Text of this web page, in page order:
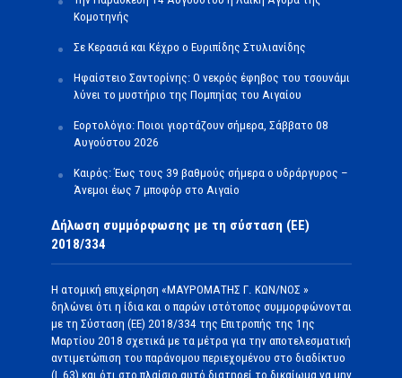
Κομοτηνής
Σε Κερασιά και Κέχρο ο Ευριπίδης Στυλιανίδης
Ηφαίστειο Σαντορίνης: Ο νεκρός έφηβος του τσουνάμι
λύνει το μυστήριο της Πομπηίας του Αιγαίου
Εορτολόγιο: Ποιοι γιορτάζουν σήμερα, Σάββατο 08
Αυγούστου 2026
Καιρός: Έως τους 39 βαθμούς σήμερα ο υδράργυρος –
Άνεμοι έως 7 μποφόρ στο Αιγαίο
Δήλωση συμμόρφωσης με τη σύσταση (ΕΕ)
2018/334
Η ατομική επιχείρηση «ΜΑΥΡΟΜΑΤΗΣ Γ. ΚΩΝ/ΝΟΣ »
δηλώνει ότι η ίδια και ο παρών ιστότοπος συμμορφώνονται
με τη Σύσταση (ΕΕ) 2018/334 της Επιτροπής της 1ης
Μαρτίου 2018 σχετικά με τα μέτρα για την αποτελεσματική
αντιμετώπιση του παράνομου περιεχομένου στο διαδίκτυο
(L 63) και ότι στο πλαίσιο αυτό διατηρεί το δικαίωμα να μην